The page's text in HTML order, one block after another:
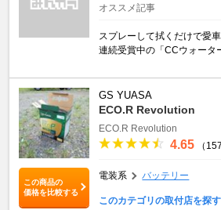
オススメ記事
スプレーして拭くだけで愛
連続受賞中の「CCウォータ
この商品の
価格を比較する
GS YUASA
ECO.R Revolution
ECO.R Revolution
4.65 （
電装系 バッテリー
このカテゴリの取付店を探す